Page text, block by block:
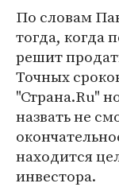
По словам
тогда, когда
решит
Точных
"Страна.Ru"
назвать не
находится
инвестора.